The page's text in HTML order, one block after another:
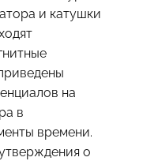
и катушки
на
в
времени.
о